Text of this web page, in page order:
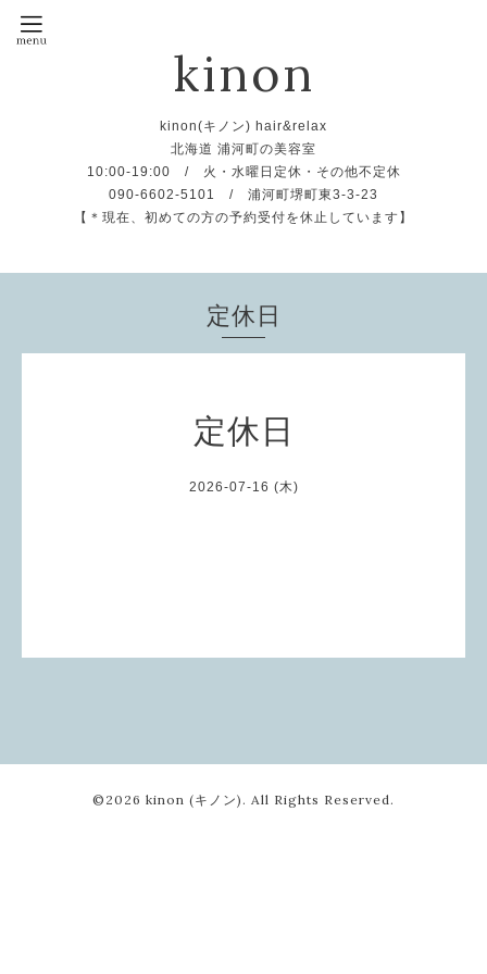
kinon
kinon(キノン) hair&relax
北海道 浦河町の美容室
10:00-19:00 / 火・水曜日定休・その他不定休
090-6602-5101 / 浦河町堺町東3-3-23
【＊現在、初めての方の予約受付を休止しています】
定休日
定休日
2026-07-16 (木)
©2026 kinon (キノン) . All Rights Reserved.